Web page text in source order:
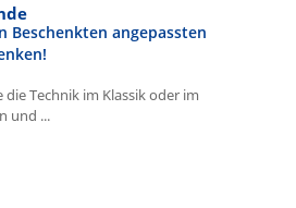
Beschenkten angepassten
Technik im Klassik oder im
und ...